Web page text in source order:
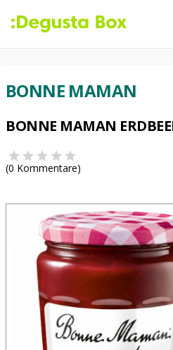
BONNE MAMAN
BONNE MAMAN
(0 Kommentare)